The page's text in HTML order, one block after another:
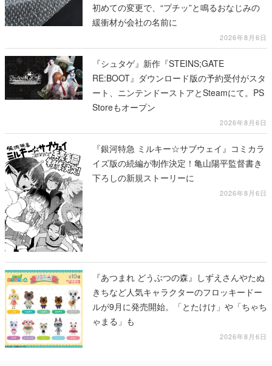
初めての変更で、“プチッ”と鳴るおなじみの
緩衝材が会社の名前に
2026年8月6日
『シュタゲ』新作『STEINS;GATE
RE:BOOT』ダウンロード版の予約受付がスタ
ート、ニンテンドーストアとSteamにて。PS
Storeもオープン
2026年8月6日
『銀河特急 ミルキー☆サブウェイ』コミカラ
イズ版の続編が制作決定！亀山陽平監督書き
下ろしの新規ストーリーに
2026年8月6日
『あつまれ どうぶつの森』しずえさんやたぬ
きちなど人気キャラクターのフロッキードー
ルが9月に発売開始。「とたけけ」や「ちゃち
ゃまる」も
2026年8月6日